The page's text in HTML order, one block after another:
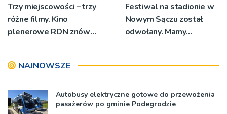
Trzy miejscowości – trzy
różne filmy. Kino
plenerowe RDN znów
Festiwal na stadionie w
Nowym Sączu został
odwołany. Mamy
NAJNOWSZE
Autobusy elektryczne gotowe do przewożenia
pasażerów po gminie Podegrodzie